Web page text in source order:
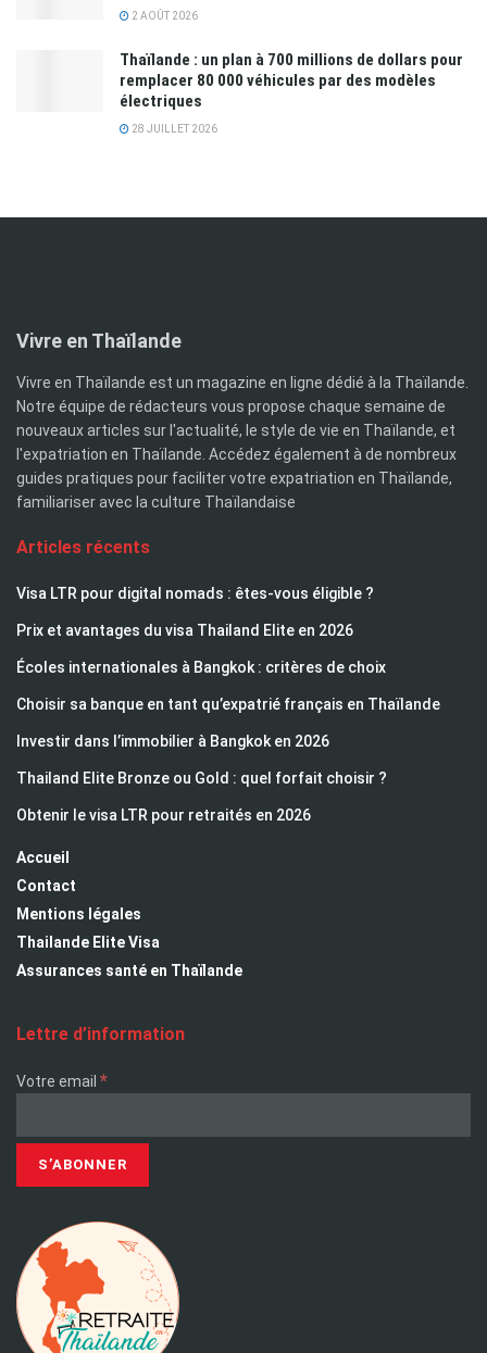
2 AOÛT 2026
Thaïlande : un plan à 700 millions de dollars pour
remplacer 80 000 véhicules par des modèles
électriques
28 JUILLET 2026
Vivre en Thaïlande
Vivre en Thaïlande est un magazine en ligne dédié à la Thaïlande.
Notre équipe de rédacteurs vous propose chaque semaine de
nouveaux articles sur l'actualité, le style de vie en Thaïlande, et
l'expatriation en Thaïlande. Accédez également à de nombreux
guides pratiques pour faciliter votre expatriation en Thaïlande,
familiariser avec la culture Thaïlandaise
Articles récents
Visa LTR pour digital nomads : êtes-vous éligible ?
Prix et avantages du visa Thailand Elite en 2026
Écoles internationales à Bangkok : critères de choix
Choisir sa banque en tant qu’expatrié français en Thaïlande
Investir dans l’immobilier à Bangkok en 2026
Thailand Elite Bronze ou Gold : quel forfait choisir ?
Obtenir le visa LTR pour retraités en 2026
Accueil
Contact
Mentions légales
Thailande Elite Visa
Assurances santé en Thaïlande
Lettre d’information
Votre email *